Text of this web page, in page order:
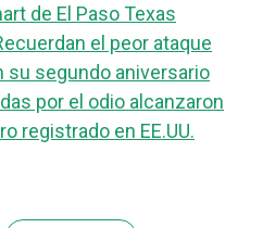
de El Paso Texas
el peor ataque
su segundo aniversario
por el odio alcanzaron
registrado en EE.UU.